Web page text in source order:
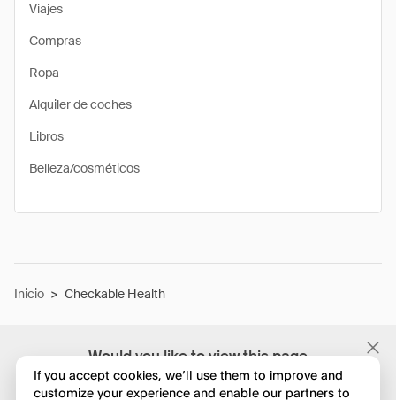
Would you like to view this page
in English?
Viajes
Compras
Ropa
Alquiler de coches
Libros
Belleza/cosméticos
Inicio > Checkable Health
If you accept cookies, we’ll use them to improve and
customize your experience and enable our partners to